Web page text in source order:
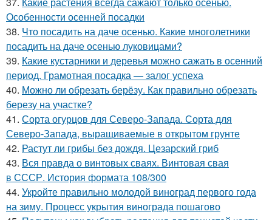
Особенности осенней посадки
38. Что посадить на даче осенью. Какие многолетники
посадить на даче осенью луковицами?
39. Какие кустарники и деревья можно сажать в осенний
период. Грамотная посадка — залог успеха
40. Можно ли обрезать берёзу. Как правильно обрезать
березу на участке?
41. Сорта огурцов для Северо-Запада. Сорта для
Северо-Запада, выращиваемые в открытом грунте
42. Растут ли грибы без дождя. Цезарский гриб
43. Вся правда о винтовых сваях. Винтовая свая
в СССР. История формата 108/300
44. Укройте правильно молодой виноград первого года
на зиму. Процесс укрытия винограда пошагово